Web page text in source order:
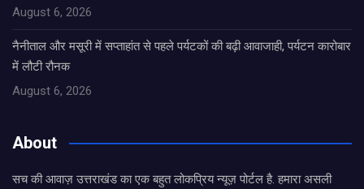
August 6, 2026
नैनीताल और मसूरी में सप्ताहांत से पहले पर्यटकों की बढ़ी आवाजाही, पर्यटन कारोबार
में लौटी रौनक
August 6, 2026
About
सच की आवाज़ उत्तराखंड का एक बहुत लोकप्रिय न्यूज़ पोर्टल है. हमारा असली